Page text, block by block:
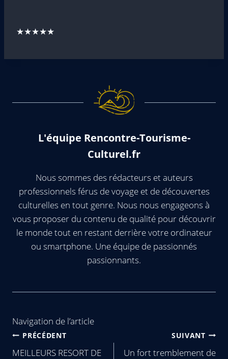
★★★★★
L'équipe Rencontre-Tourisme-
Culturel.fr
Nous sommes des rédacteurs et auteurs
professionnels férus de voyage et de découvertes
culturelles en tout genre. Nous nous engageons à
vous proposer du contenu de qualité pour découvrir
le monde tout en restant derrière votre ordinateur
ou smartphone. Une équipe de passionnés
passionnants.
Navigation de l’article
PRÉCÉDENT
MEILLEURS RESORT DE
SUIVANT
Un fort tremblement de